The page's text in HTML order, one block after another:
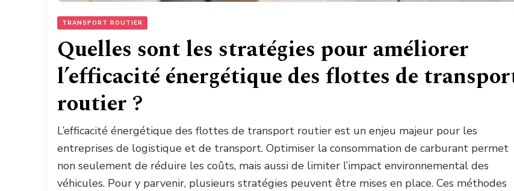
TRANSPORT ROUTIER
Quelles sont les stratégies pour améliorer
l’efficacité énergétique des flottes de
routier ?
L’efficacité énergétique des flottes de transport routier est un enjeu majeur pour les
entreprises de logistique et de transport. Optimiser la consommation de carburant permet
non seulement de réduire les coûts, mais aussi de limiter l’impact environnemental des
véhicules. Pour y parvenir, plusieurs stratégies peuvent être mises en place. Ces méthodes